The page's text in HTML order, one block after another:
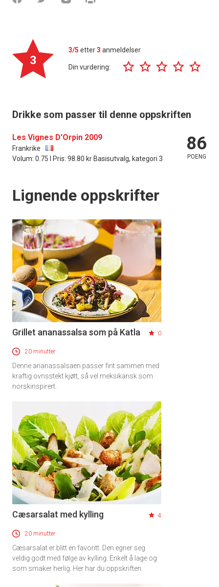
3
3/5 etter3 anmeldelser
Din vurdering:
Drikke som passer til denne oppskriften
Les Vignes D'Orpin 2009
Frankrike
Volum: 0.75 l Pris: 98.80 kr Basisutvalg, kategori 3
86
POENG
Lignende oppskrifter
Grillet ananassalsa som på Katla 0
20 minutter
Denne ananassalsaen passer fint sammen med
kraftig ovnsstekt kjøtt, så vel meksikansk som
norskinspirert.
Cæsarsalat med kylling 4
20 minutter
Cæsarsalat er blitt en favoritt. Den egner seg
veldig godt med følge av kylling. Enkelt å lage og
som smaker herlig. Her har du oppskriften.